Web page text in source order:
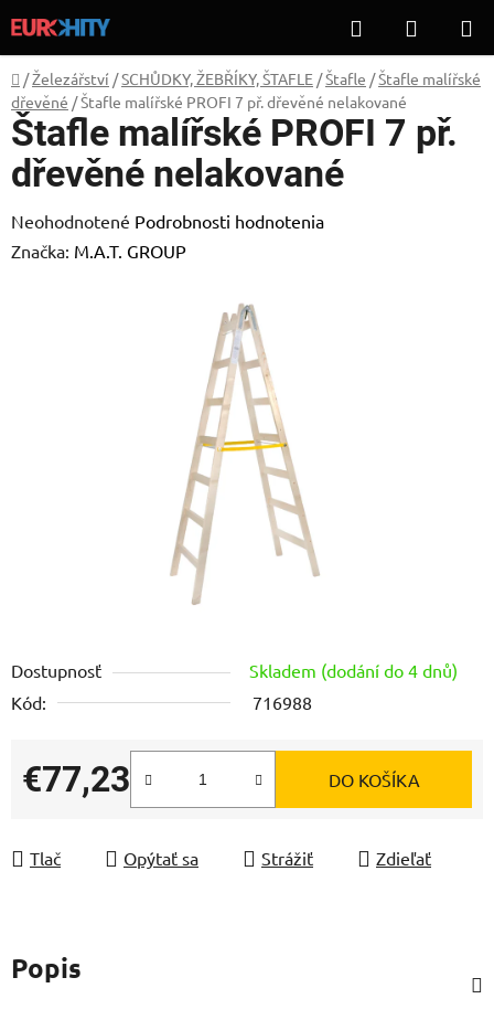
na
obsah
Hľadať
KOŠÍK
Domov
/Železářství /SCHŮDKY, ŽEBŘÍKY, ŠTAFLE /Štafle /Štafle malířské
dřevěné /Štafle malířské PROFI 7 př. dřevěné nelakované
Dostupnosť
Skladem (dodání do 4 dnů)
Kód:
716988
€77,23
Jednotková cena:
DO KOŠÍKA
Tlač Opýtať sa Strážiť Zdieľať
Štafle malířské PROFI 7 př.
dřevěné nelakované
Priemerné
hodnotenie
Neohodnotené Podrobnosti hodnotenia
Značka: M.A.T. GROUP
Popis